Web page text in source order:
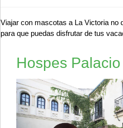
Viajar con mascotas a La Victoria no
para que puedas disfrutar de tus
Hospes